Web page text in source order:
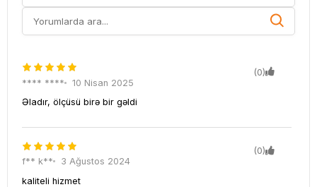
(0)
**** ****
10 Nisan 2025
Əladır, ölçüsü birə bir gəldi
(0)
f** k**
3 Ağustos 2024
kaliteli hizmet